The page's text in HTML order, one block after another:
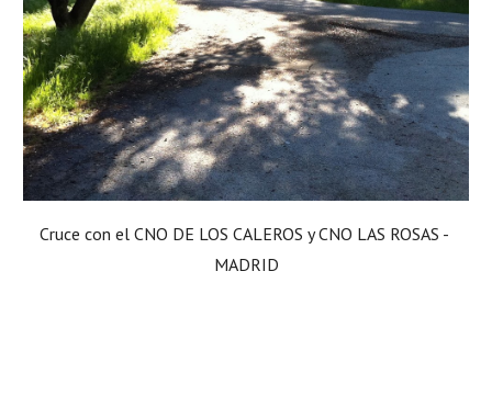
Cruce con el CNO DE LOS CALEROS y CNO LAS ROSAS -
MADRID